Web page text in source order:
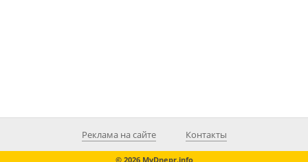
Реклама на сайте Контакты
© 2026 MyDnepr.info